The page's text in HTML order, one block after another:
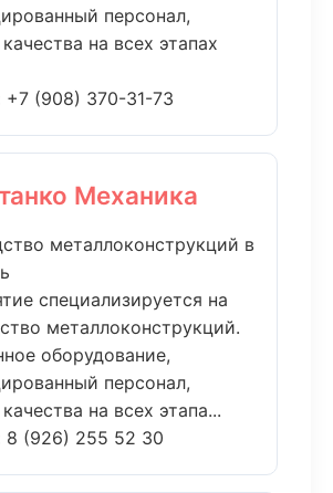
персонал,
на всех этапах
+7 (908) 370-31-73
Механика
металлоконструкций в
специализируется на
металлоконструкций.
оборудование,
персонал,
на всех этапа...
8 (926) 255 52 30